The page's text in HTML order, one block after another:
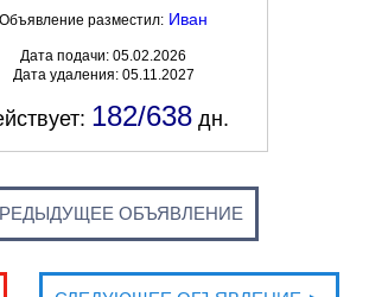
Объявление разместил: Иван
Дата подачи: 05.02.2026
Дата удаления: 05.11.2027
182/638дн.
ОБЪЯВЛЕНИЕ